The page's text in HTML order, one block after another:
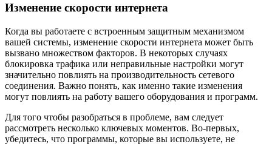
Изменение скорости интернета
Когда вы работаете с встроенным защитным механизмом
вашей системы, изменение скорости интернета может быть
вызвано множеством факторов. В некоторых случаях
блокировка трафика или неправильные настройки могут
значительно повлиять на производительность сетевого
соединения. Важно понять, как именно такие изменения
могут повлиять на работу вашего оборудования и программ.
Для того чтобы разобраться в проблеме, вам следует
рассмотреть несколько ключевых моментов. Во-первых,
убедитесь, что программы, которые вы используете, не